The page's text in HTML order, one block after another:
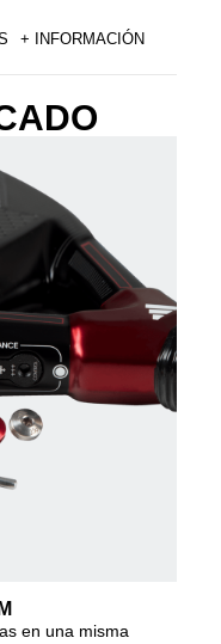
+ INFORMACIÓN
en una misma